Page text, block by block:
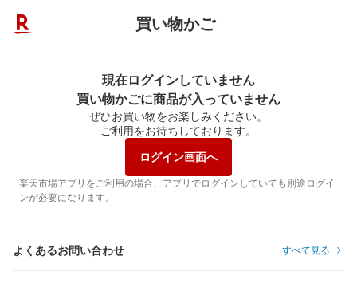
買い物かご
現在ログインしていません
買い物かごに商品が入っていません
ぜひお買い物をお楽しみください。
ご利用をお待ちしております。
ログイン画面へ
楽天市場アプリをご利用の場合、アプリでログインしていても別途ログイ
ンが必要になります。
よくあるお問い合わせ すべて見る